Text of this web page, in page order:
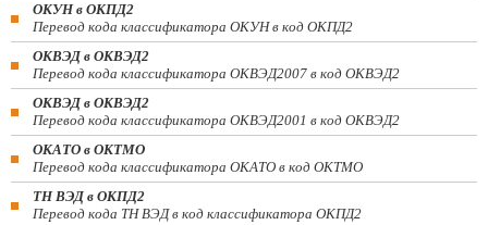
ОКУН в ОКПД2
Перевод кода классификатора ОКУН в код ОКПД2
ОКВЭД в ОКВЭД2
Перевод кода классификатора ОКВЭД2007 в код ОКВЭД2
ОКВЭД в ОКВЭД2
Перевод кода классификатора ОКВЭД2001 в код ОКВЭД2
ОКАТО в ОКТМО
Перевод кода классификатора ОКАТО в код ОКТМО
ТН ВЭД в ОКПД2
Перевод кода ТН ВЭД в код классификатора ОКПД2